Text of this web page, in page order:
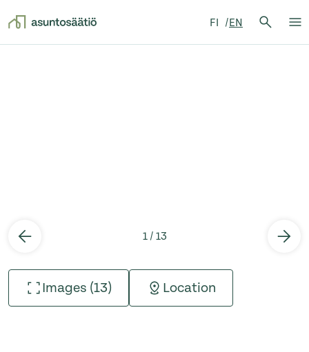
FI EN
1 / 13
Images (13) Location